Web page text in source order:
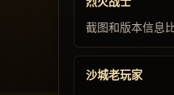
截图和版本信息
沙城老玩家